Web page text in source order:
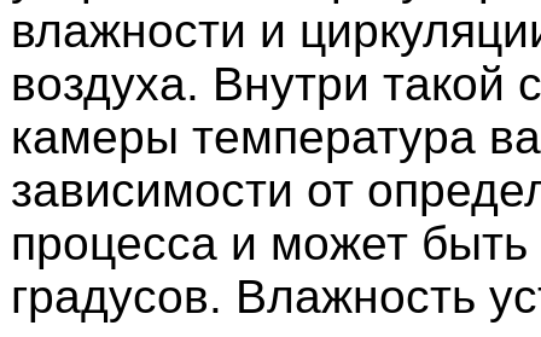
влажности и
воздуха. Внутри такой
камеры температура
зависимости от
процесса и может
градусов. Влажность